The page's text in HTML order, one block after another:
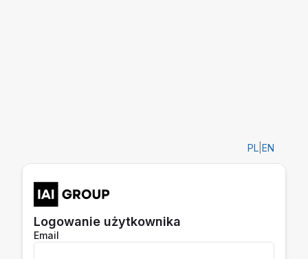
PL EN
Logowanie użytkownika
Email